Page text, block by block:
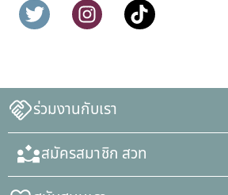
ร่วมงานกับเรา
สมัครสมาชิก สวท